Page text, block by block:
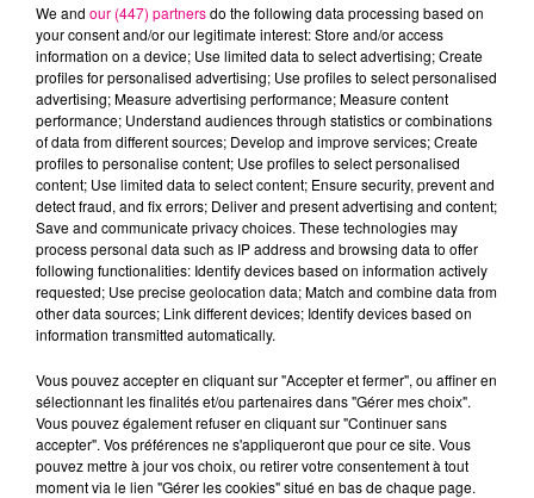
10 juin 2025
CONSULTANT.E RH INDÉPENDANT.E
Notre cabinet digital, il n’est pas comme les
autres : 100 % tourné vers l’emploi des jeunes,
tous secteurs confondus, partout en France, un
We and our (447) partnersdo the following data processing based on
your consent and/or our legitimate interest: Store and/or access
information on a device; Use limited data to select advertising; Create
profiles for personalised advertising; Use profiles to select personalised
advertising; Measure advertising performance; Measure content
performance; Understand audiences through statistics or combinations
of data from different sources; Develop and improve services; Create
profiles to personalise content; Use profiles to select personalised
content; Use limited data to select content; Ensure security, prevent and
detect fraud, and fix errors; Deliver and present advertising and content;
Save and communicate privacy choices. These technologies may
process personal data such as IP address and browsing data to offer
following functionalities: Identify devices based on information actively
requested; Use precise geolocation data; Match and combine data from
other data sources; Link different devices; Identify devices based on
information transmitted automatically.
Vous pouvez accepter en cliquant sur "Accepter et fermer", ou affiner en
sélectionnant les finalités et/ou partenaires dans "Gérer mes choix".
Vous pouvez également refuser en cliquant sur "Continuer sans
accepter". Vos préférences ne s'appliqueront que pour ce site. Vous
pouvez mettre à jour vos choix, ou retirer votre consentement à tout
moment via le lien "Gérer les cookies" situé en bas de chaque page.